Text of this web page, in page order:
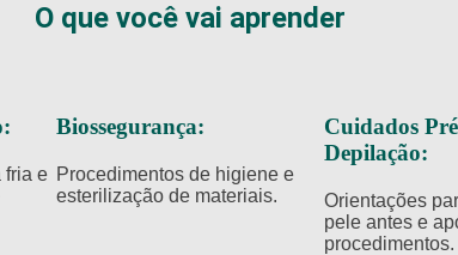
O que você vai aprender
fria e
Biossegurança:
Procedimentos de higiene e
esterilização de materiais.​
Cuidados
Depilação:
Orientações
pele antes e
procedimentos.​